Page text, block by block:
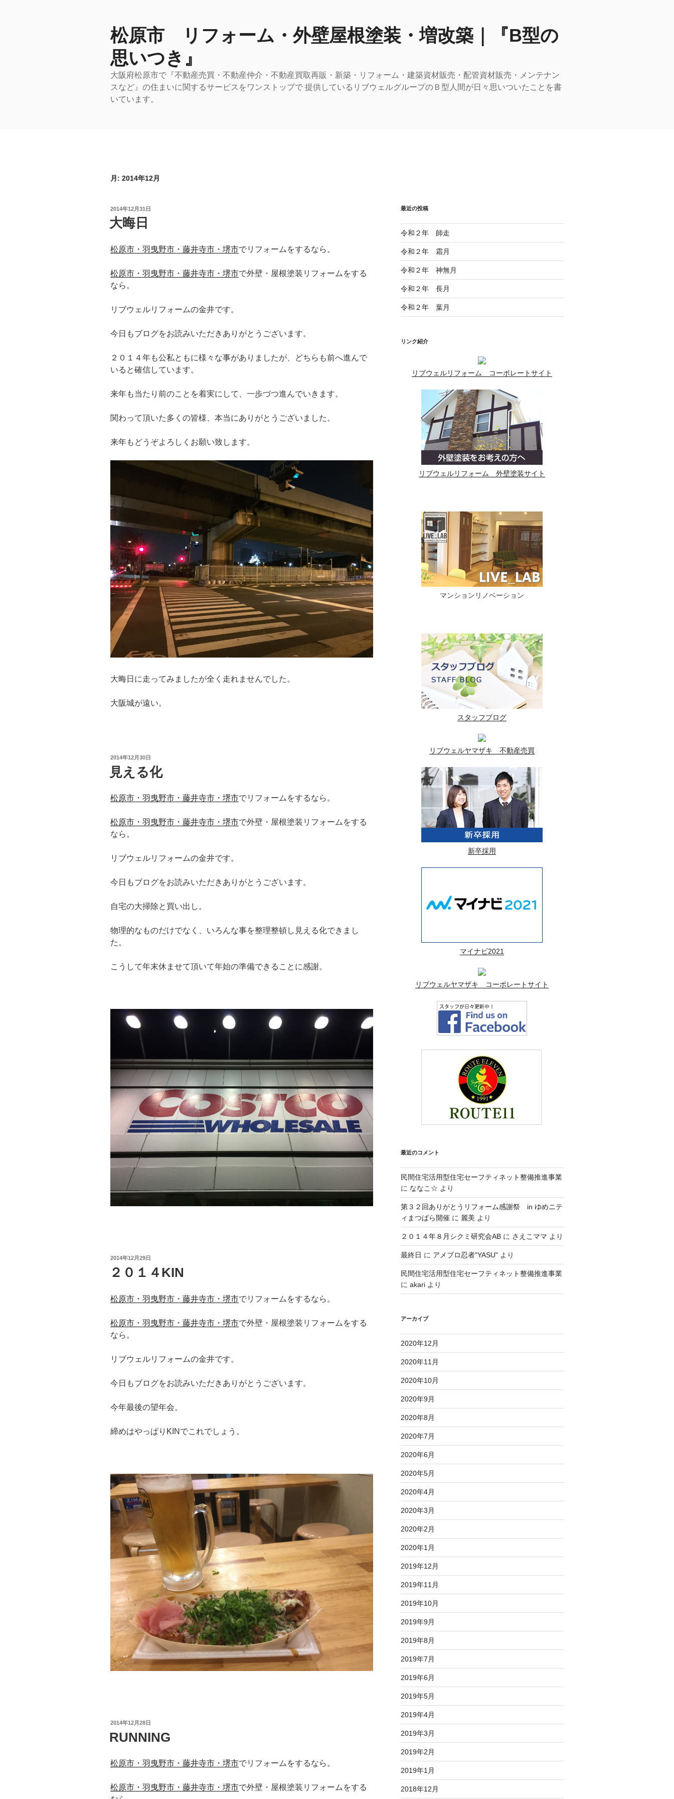
松原市 リフォーム・外壁屋根塗装・増改築｜『B型の
思いつき』
大阪府松原市で『不動産売買・不動産仲介・不動産買取再販・新築・リフォーム・建築資材販売・配管資材販売・メンテナン
スなど』の住まいに関するサービスをワンストップで 提供しているリブウェルグループのＢ型人間が日々思いついたことを書
いています。
月: 2014年12月
投
稿
日:
2014年12月31日
大晦日
松原市・羽曳野市・藤井寺市・堺市でリフォームをするなら。
松原市・羽曳野市・藤井寺市・堺市で外壁・屋根塗装リフォームをする
なら。
リブウェルリフォームの金井です。
今日もブログをお読みいただきありがとうございます。
２０１４年も公私ともに様々な事がありましたが、どちらも前へ進んで
いると確信しています。
来年も当たり前のことを着実にして、一歩づつ進んでいきます。
関わって頂いた多くの皆様、本当にありがとうございました。
来年もどうぞよろしくお願い致します。
大晦日に走ってみましたが全く走れませんでした。
大阪城が遠い。
投
稿
日:
2014年12月30日
見える化
松原市・羽曳野市・藤井寺市・堺市でリフォームをするなら。
松原市・羽曳野市・藤井寺市・堺市で外壁・屋根塗装リフォームをする
なら。
リブウェルリフォームの金井です。
今日もブログをお読みいただきありがとうございます。
自宅の大掃除と買い出し。
物理的なものだけでなく、いろんな事を整理整頓し見える化できまし
た。
こうして年末休ませて頂いて年始の準備できることに感謝。
投
日:
2014年12月29日
２０１４KIN
松原市・羽曳野市・藤井寺市・堺市でリフォームをするなら。
松原市・羽曳野市・藤井寺市・堺市で外壁・屋根塗装リフォームをする
なら。
リブウェルリフォームの金井です。
今日もブログをお読みいただきありがとうございます。
今年最後の望年会。
締めはやっぱりKINでこれでしょう。
投
日:
2014年12月28日
RUNNING
松原市・羽曳野市・藤井寺市・堺市でリフォームをするなら。
松原市・羽曳野市・藤井寺市・堺市で外壁・屋根塗装リフォームをする
最近の投稿
令和２年 師走
令和２年 霜月
令和２年 神無月
令和２年 長月
令和２年 葉月
リンク紹介
リブウェルリフォーム コーポレートサイト
リブウェルリフォーム 外壁塗装サイト
マンションリノベーション
スタッフブログ
リブウェルヤマザキ 不動産売買
新卒採用
マイナビ2021
リブウェルヤマザキ コーポレートサイト
最近のコメント
民間住宅活用型住宅セーフティネット整備推進事業
に ななこ☆ より
第３２回ありがとうリフォーム感謝祭 in ゆめニテ
ィまつばら開催に 麗美 より
２０１４年８月シクミ研究会ABに さえこママ より
最終日 に アメブロ忍者"YASU"より
民間住宅活用型住宅セーフティネット整備推進事業
に akariより
アーカイブ
2020年12月
2020年11月
2020年10月
2020年9月
2020年8月
2020年7月
2020年6月
2020年5月
2020年4月
2020年3月
2020年2月
2020年1月
2019年12月
2019年11月
2019年10月
2019年9月
2019年8月
2019年7月
2019年6月
2019年5月
2019年4月
2019年3月
2019年2月
2019年1月
2018年12月